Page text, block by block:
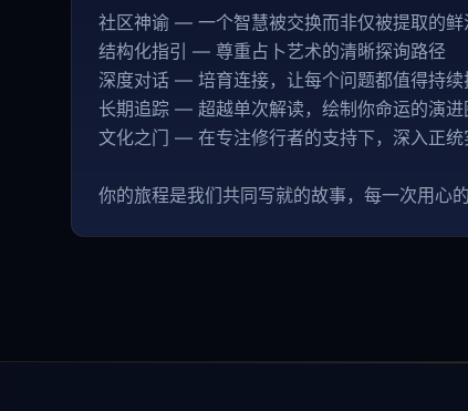
社区神谕 — 一个智慧被交换而非仅被提取的鲜
结构化指引 — 尊重占卜艺术的清晰探询路径
深度对话 — 培育连接，让每个问题都值得持续
长期追踪 — 超越单次解读，绘制你命运的演进
文化之门 — 在专注修行者的支持下，深入正统
你的旅程是我们共同写就的故事，每一次用心